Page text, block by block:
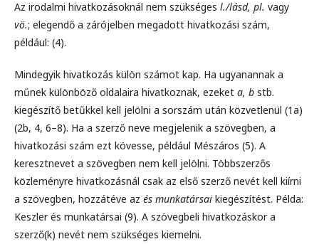
Az irodalmi hivatkozásoknál nem szükséges l./lásd, pl. vagy
vö.; elegendő a zárójelben megadott hivatkozási szám,
például: (4).
Mindegyik hivatkozás külön számot kap. Ha ugyanannak a
műnek különböző oldalaira hivatkoznak, ezeket a, b stb.
kiegészítő betűkkel kell jelölni a sorszám után közvetlenül (1a)
(2b, 4, 6–8). Ha a szerző neve megjelenik a szövegben, a
hivatkozási szám ezt kövesse, például Mészáros (5). A
keresztnevet a szövegben nem kell jelölni. Többszerzős
közleményre hivatkozásnál csak az első szerző nevét kell kiírni
a szövegben, hozzátéve az és munkatársai kiegészítést. Példa:
Keszler és munkatársai (9). A szövegbeli hivatkozáskor a
szerző(k) nevét nem szükséges kiemelni.